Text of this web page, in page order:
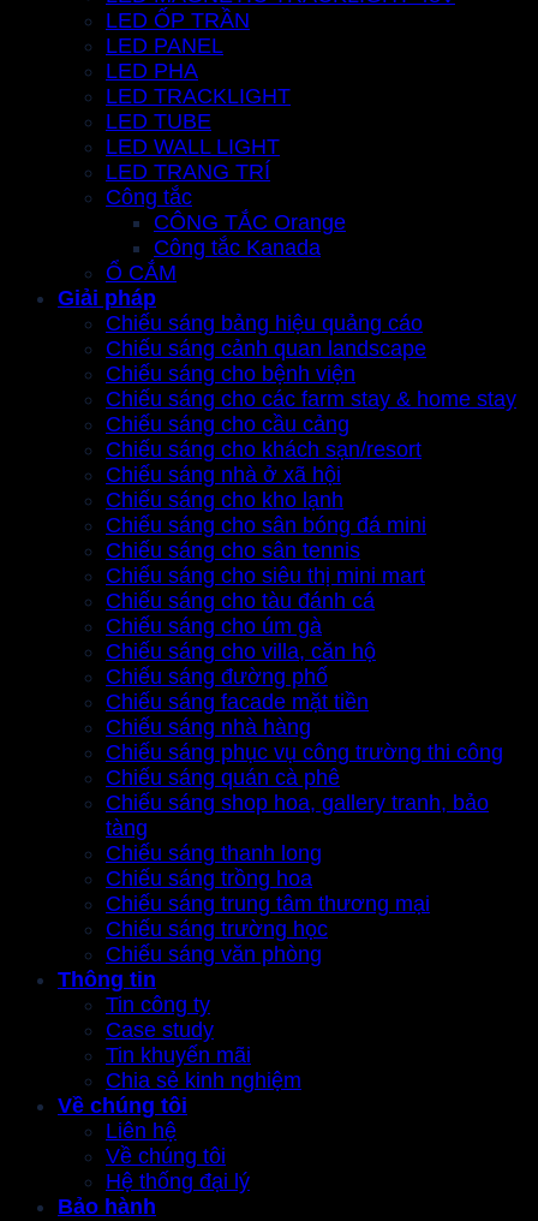
LED ỐP TRẦN
LED PANEL
LED PHA
LED TRACKLIGHT
LED TUBE
LED WALL LIGHT
LED TRANG TRÍ
Công tắc
CÔNG TẮC Orange
Công tắc Kanada
Ổ CẮM
Giải pháp
Chiếu sáng bảng hiệu quảng cáo
Chiếu sáng cảnh quan landscape
Chiếu sáng cho bệnh viện
Chiếu sáng cho các farm stay & home stay
Chiếu sáng cho cầu cảng
Chiếu sáng cho khách sạn/resort
Chiếu sáng nhà ở xã hội
Chiếu sáng cho kho lạnh
Chiếu sáng cho sân bóng đá mini
Chiếu sáng cho sân tennis
Chiếu sáng cho siêu thị mini mart
Chiếu sáng cho tàu đánh cá
Chiếu sáng cho úm gà
Chiếu sáng cho villa, căn hộ
Chiếu sáng đường phố
Chiếu sáng facade mặt tiền
Chiếu sáng nhà hàng
Chiếu sáng phục vụ công trường thi công
Chiếu sáng quán cà phê
Chiếu sáng shop hoa, gallery tranh, bảo
tàng
Chiếu sáng thanh long
Chiếu sáng trồng hoa
Chiếu sáng trung tâm thương mại
Chiếu sáng trường học
Chiếu sáng văn phòng
Thông tin
Tin công ty
Case study
Tin khuyến mãi
Chia sẻ kinh nghiệm
Về chúng tôi
Liên hệ
Về chúng tôi
Hệ thống đại lý
Bảo hành